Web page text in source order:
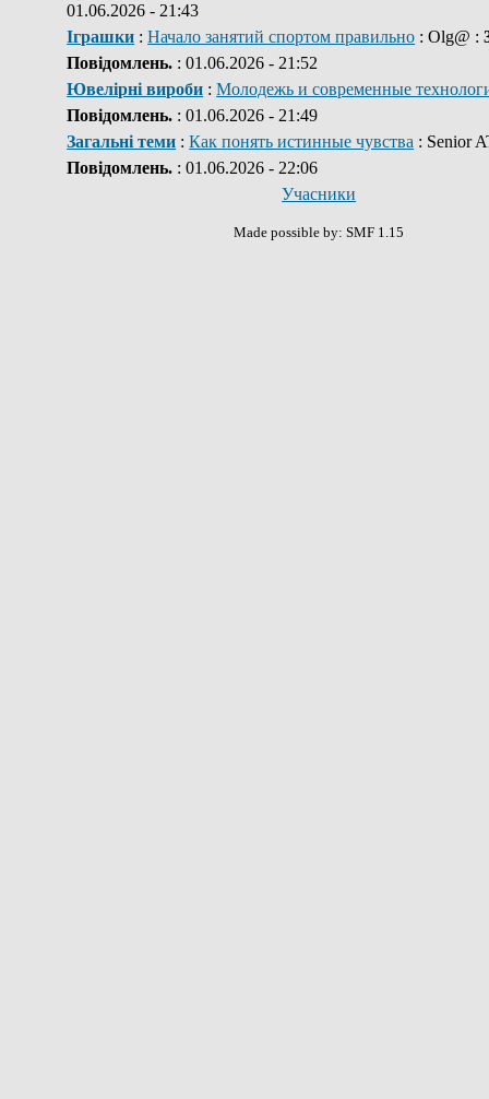
01.06.2026 - 21:43
Іграшки :Начало занятий спортом правильно : Olg@ :
Повідомлень. : 01.06.2026 - 21:52
Ювелірні вироби :Молодежь и современные
Повідомлень. : 01.06.2026 - 21:49
Загальні теми :Как понять истинные чувства : Senior
Повідомлень. : 01.06.2026 - 22:06
Учасники
Made possible by: SMF 1.15